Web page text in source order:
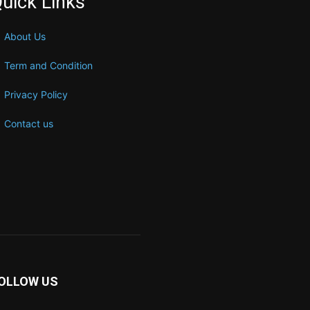
About Us
Term and Condition
Privacy Policy
Contact us
US